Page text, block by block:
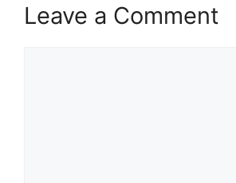
Leave a Comment